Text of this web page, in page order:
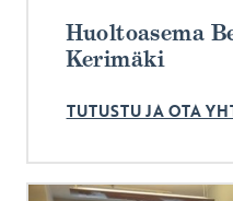
Huoltoasema
Kerimäki
TUTUSTU JA OTA